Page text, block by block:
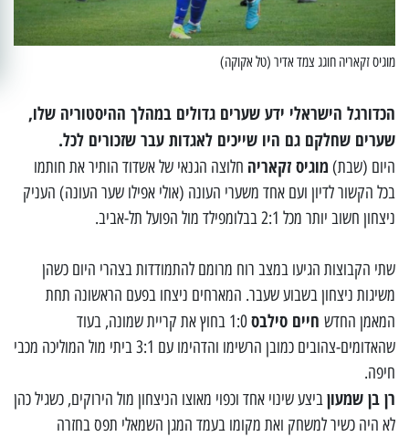
מוגיס זקאריה חוגג צמד אדיר (טל אקוקה)
הכדורגל הישראלי ידע שערים גדולים במהלך ההיסטוריה שלו,
שערים שחלקם גם היו שייכים לאגדות עבר שזכורים לכל.
היום (שבת) מוגיס זקאריה חלוצה הגנאי של אשדוד הותיר את חותמו
בכל הקשור לדיון ועם אחד משערי העונה (אולי אפילו שער העונה) העניק
ניצחון חשוב יותר מכל 2:1 בבלומפילד מול הפועל תל-אביב.
שתי הקבוצות הגיעו במצב רוח מרומם להתמודדות בצהרי היום כשהן
משיגות ניצחון בשבוע שעבר. המארחים ניצחו בפעם הראשונה תחת
המאמן החדש חיים סילבס
1:0 בחוץ את קריית שמונה, בעוד
שהאדומים-צהובים כמובן הרשימו והדהימו עם 3:1 ביתי מול המוליכה מכבי
חיפה.
רן בן שמעוןביצע שינוי אחד וכפוי מאוצו הניצחון מול הירוקים, כשגיל כהן
לא היה כשיר למשחק ואת מקומו בעמד המגן השמאלי תפס בחזרה